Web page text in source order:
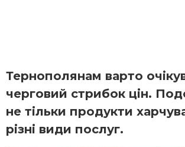
Тернополянам варто
черговий стрибок цін.
не тільки продукти
різні види послуг.